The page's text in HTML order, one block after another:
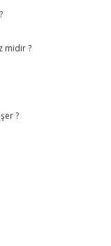
midir ?
?